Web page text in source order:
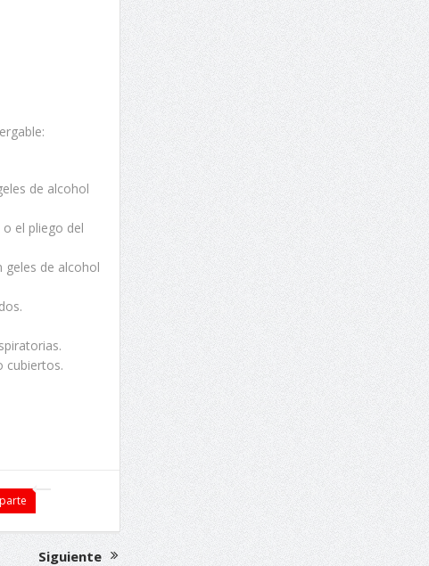
de alcohol
el pliego del
geles de alcohol
cubiertos.
Siguiente